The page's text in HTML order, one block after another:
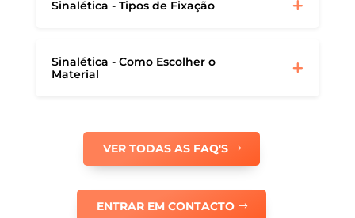
Sinalética - Tipos de Fixação
Sinalética - Como Escolher o
Material
VER TODAS AS FAQ'S
ENTRAR EM CONTACTO